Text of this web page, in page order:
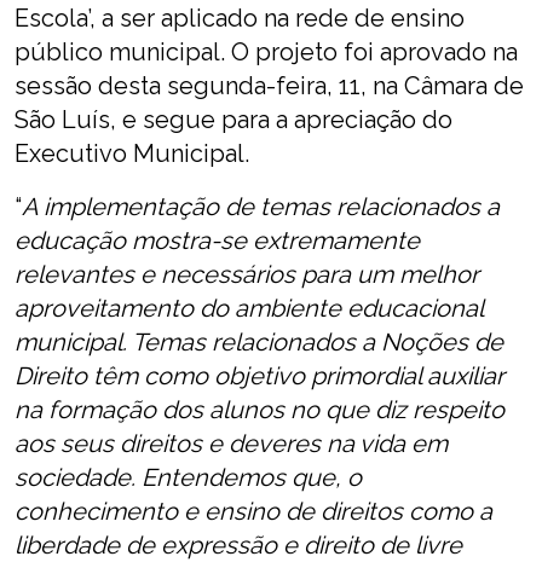
Escola’, a ser aplicado na rede de ensino
público municipal. O projeto foi aprovado na
sessão desta segunda-feira, 11, na Câmara de
São Luís, e segue para a apreciação do
Executivo Municipal.
“A implementação de temas relacionados a
educação mostra-se extremamente
relevantes e necessários para um melhor
aproveitamento do ambiente educacional
municipal. Temas relacionados a Noções de
Direito têm como objetivo primordial auxiliar
na formação dos alunos no que diz respeito
aos seus direitos e deveres na vida em
sociedade. Entendemos que, o
conhecimento e ensino de direitos como a
liberdade de expressão e direito de livre